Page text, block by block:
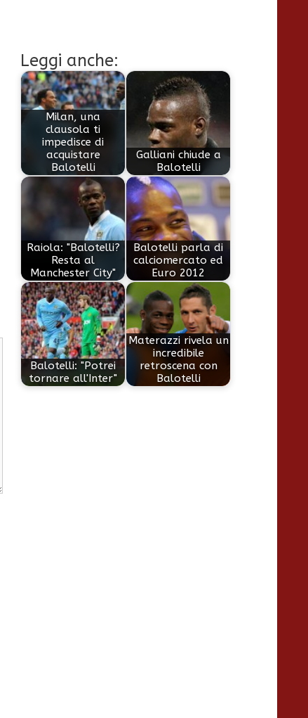
Leggi anche:
Milan, una
clausola ti
impedisce di
acquistare
Balotelli
Galliani chiude a
Balotelli
Raiola: "Balotelli?
Resta al
Manchester City"
Balotelli parla di
calciomercato ed
Euro 2012
Balotelli: "Potrei
tornare all'Inter"
Materazzi rivela un
incredibile
retroscena con
Balotelli